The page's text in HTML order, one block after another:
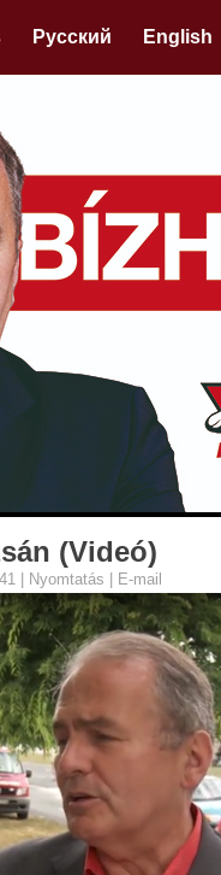
Русский English
(Videó)
| Nyomtatás E-mail